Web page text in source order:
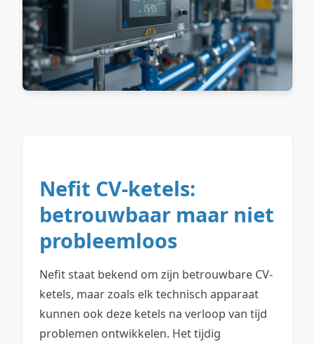
Nefit CV-ketels:
betrouwbaar maar niet
probleemloos
Nefit staat bekend om zijn betrouwbare CV-
ketels, maar zoals elk technisch apparaat
kunnen ook deze ketels na verloop van tijd
problemen ontwikkelen. Het tijdig